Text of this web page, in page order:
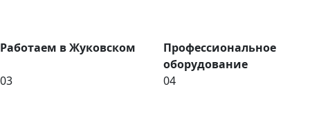
Работаем в Жуковском
Профессиональное
оборудование
03
04